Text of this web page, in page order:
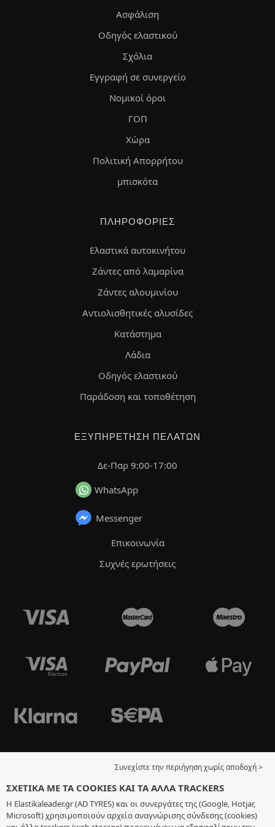
Ασφάλιση
Οδηγός ελαστικού
Σχόλια
Εγγραφή σε συνεργείο
Νομικοί όροι
ΓΟΠ
Χώρα
Πολιτική Απορρήτου
μπισκότα
ΠΛΗΡΟΦΟΡΊΕΣ
Ελαστικά αυτοκινήτου
Ζάντες από λαμαρίνα
Ζάντες αλουμινίου
Αντιολισθητικές αλυσίδες
Κατάστημα
Λάδια
Οδηγός ελαστικού
Παράδοση και τοποθέτηση
ΕΞΥΠΗΡΈΤΗΣΗ ΠΕΛΑΤΏΝ
Δε-Παρ 9:00-17:00
WhatsApp
Messenger
Επικοινωνία
Συχνές ερωτήσεις
Συνεχίστε την περιήγηση χωρίς αποδοχή >
ΣΧΕΤΙΚΆ ΜΕ ΤΑ COOKIES ΚΑΙ ΤΑ ΆΛΛΑ TRACKERS
Η Elastikaleader.gr (AD TYRES) και οι συνεργάτες της (Google, Hotjar,
Microsoft) χρησιμοποιούν αρχεία αναγνώρισης σύνδεσης (cookies)